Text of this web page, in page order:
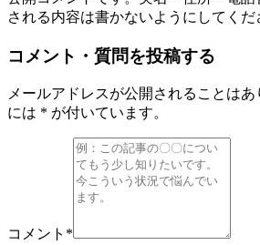
される内容は書かないようにしてくだ
コメント・質問を投稿する
メールアドレスが公開されることはあ
には * が付いています。
コメント *